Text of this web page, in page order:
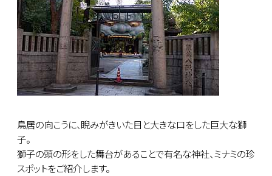
鳥居の向こうに、睨みがきいた目と大きな口をした巨大な獅
子。
獅子の頭の形をした舞台があることで有名な神社、ミナミの珍
スポットをご紹介します。